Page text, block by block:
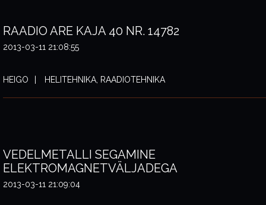
RAADIO ARE KAJA 40 NR. 14782
2013-03-11 21:08:55
HEIGO HELITEHNIKA, RAADIOTEHNIKA
VEDELMETALLI SEGAMINE
ELEKTROMAGNETVÄLJADEGA
2013-03-11 21:09:04